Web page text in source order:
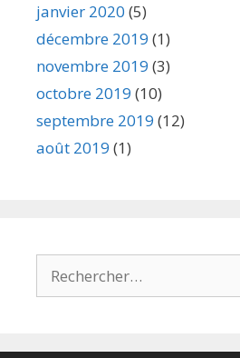
janvier 2020 (5)
décembre 2019 (1)
novembre 2019 (3)
octobre 2019 (10)
septembre 2019 (12)
août 2019 (1)